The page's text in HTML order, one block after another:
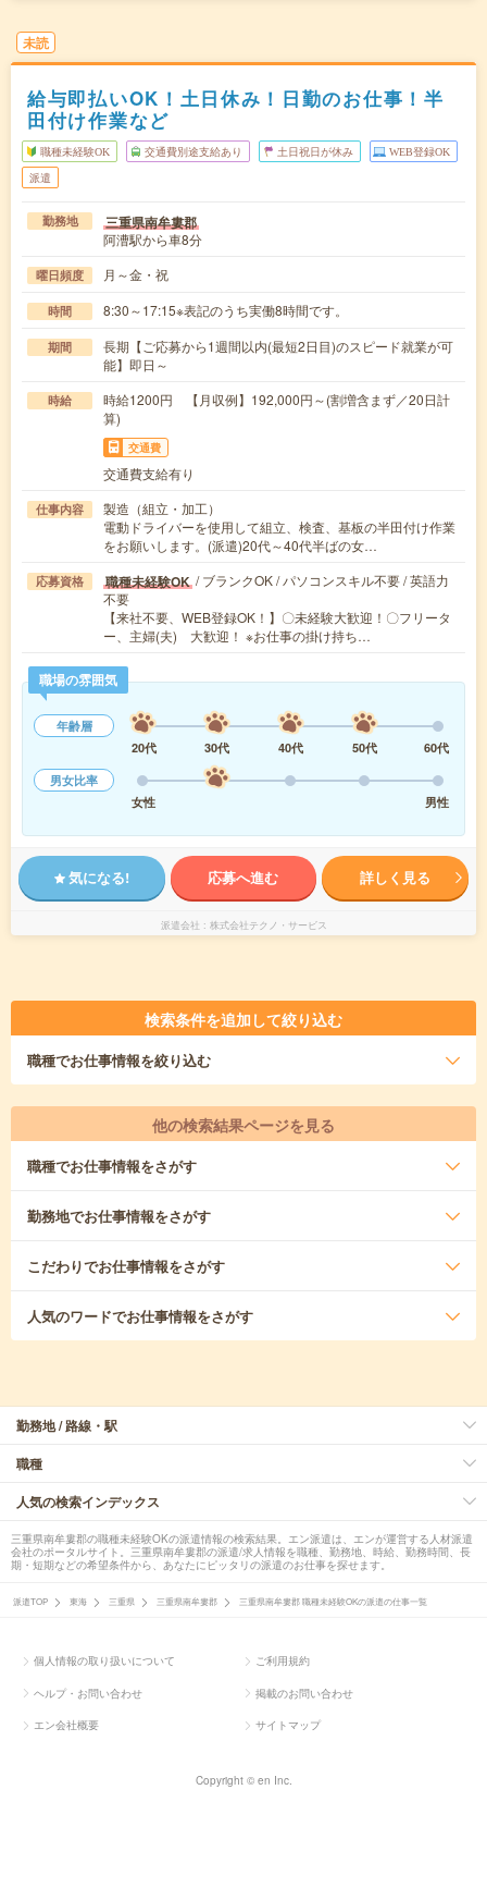
未読
給与即払いOK！土日休み！日勤のお仕事！半
田付け作業など
職種未経験OK 交通費別途支給あり 土日祝日が休み WEB登録OK
派遣
勤務地 三重県南牟婁郡
阿漕駅から車8分
曜日頻度 月～金・祝
時間 8:30～17:15※表記のうち実働8時間です。
期間
長期【ご応募から1週間以内(最短2日目)のスピード就業が可
能】即日～
時給
時給1200円 【月収例】192,000円～(割増含まず／20日計
算)
交通費
交通費支給有り
仕事内容
製造（組立・加工）
電動ドライバーを使用して組立、検査、基板の半田付け作業
をお願いします。(派遣)20代～40代半ばの女…
応募資格 職種未経験OK / ブランクOK / パソコンスキル不要 / 英語力
不要
【来社不要、WEB登録OK！】〇未経験大歓迎！〇フリータ
ー、主婦(夫) 大歓迎！ ※お仕事の掛け持ち…
職場の雰囲気
年齢層
20代
30代 40代 50代
60代
男女比率
女性
男性
気になる! 応募へ進む 詳しく見る
派遣会社 株式会社テクノ・サービス
検索条件を追加して絞り込む
職種でお仕事情報を絞り込む
他の検索結果ページを見る
職種でお仕事情報をさがす
勤務地でお仕事情報をさがす
こだわりでお仕事情報をさがす
人気のワードでお仕事情報をさがす
勤務地 / 路線・駅
職種
人気の検索インデックス
三重県南牟婁郡の職種未経験OKの派遣情報の検索結果。エン派遣は、エンが運営する人材派遣
会社のポータルサイト。三重県南牟婁郡の派遣/求人情報を職種、勤務地、時給、勤務時間、長
期・短期などの希望条件から、あなたにピッタリの派遣のお仕事を探せます。
派遣TOP 東海 三重県 三重県南牟婁郡 三重県南牟婁郡 職種未経験OKの派遣の仕事一覧
個人情報の取り扱いについて ご利用規約
ヘルプ・お問い合わせ 掲載のお問い合わせ
エン会社概要 サイトマップ
Copyright © en Inc.